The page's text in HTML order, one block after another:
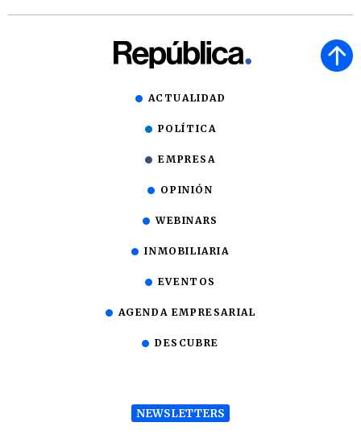
ACTUALIDAD
POLÍTICA
EMPRESA
OPINIÓN
WEBINARS
INMOBILIARIA
EVENTOS
AGENDA EMPRESARIAL
DESCUBRE
NEWSLETTERS